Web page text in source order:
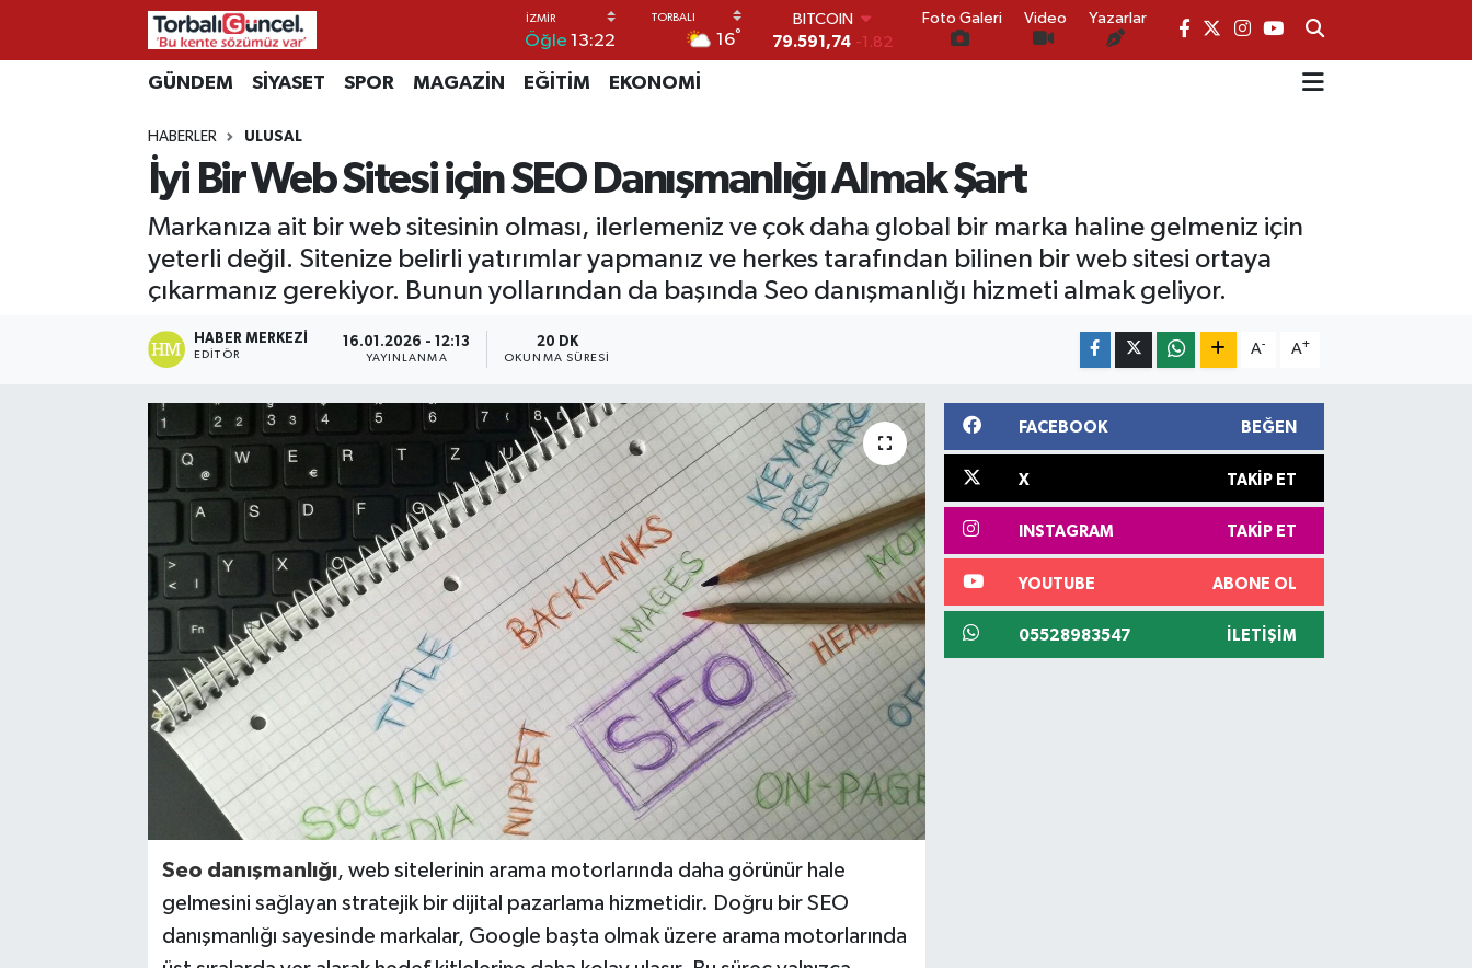
Öğle 13:22 16°
79.591,74
DOLAR
61,60380 0.18
G.ALTIN
6862,09000
0.19
BİST100
14.598,00 0
Foto Galeri Video Yazarlar
GÜNDEM SİYASET SPOR MAGAZİN EĞİTİM EKONOMİ
HABERLER ULUSAL
İyi Bir Web Sitesi için SEO Danışmanlığı Almak Şart
Markanıza ait bir web sitesinin olması, ilerlemeniz ve çok daha global bir marka haline gelmeniz için
yeterli değil. Sitenize belirli yatırımlar yapmanız ve herkes tarafından bilinen bir web sitesi ortaya
çıkarmanız gerekiyor. Bunun yollarından da başında Seo danışmanlığı hizmeti almak geliyor.
HABER MERKEZI
EDITÖR
16.01.2026 - 12:13
YAYINLANMA
20 DK
OKUNMA SÜRESI
A- A+
Seo danışmanlığı, web sitelerinin arama motorlarında daha görünür hale
gelmesini sağlayan stratejik bir dijital pazarlama hizmetidir. Doğru bir SEO
danışmanlığı sayesinde markalar, Google başta olmak üzere arama motorlarında
FACEBOOK BEĞEN
X TAKIP ET
INSTAGRAM TAKIP ET
YOUTUBE ABONE OL
05528983547 İLETIŞIM
İzmir Nöbetçi Eczaneler
İzmir Hava Durumu
İzmir Namaz Vakitleri
İzmir Trafik Yoğunluk Haritası
Süper Lig Puan Durumu ve Fikstür
Tüm Manşetler
Son Dakika Haberleri